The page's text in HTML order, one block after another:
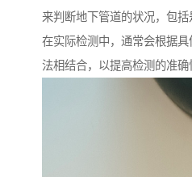
来判断地下管道的状况，包括
在实际检测中，通常会根据
法相结合，以提高检测的准确